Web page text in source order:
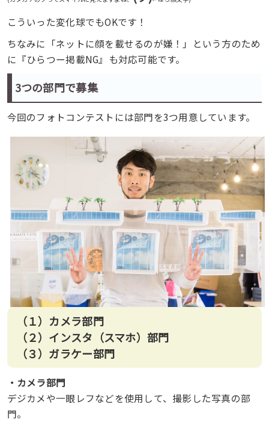
こういった変化球でもOKです！
ちなみに「ネットに顔を載せるのが嫌！」という方のため
に『ひらつー掲載NG』も対応可能です。
3つの部門で募集
今回のフォトコンテストには部門を3つ用意しています。
（１）カメラ部門
（２）インスタ（スマホ）部門
（３）ガラケー部門
・カメラ部門
デジカメや一眼レフなどを使用して、撮影した写真の部
門。